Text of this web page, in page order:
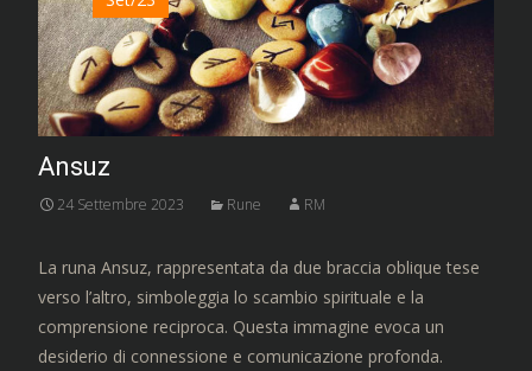
Ansuz
24 Settembre 2023 Rune RM
La runa Ansuz, rappresentata da due braccia oblique tese
verso l’altro, simboleggia lo scambio spirituale e la
comprensione reciproca. Questa immagine evoca un
desiderio di connessione e comunicazione profonda.